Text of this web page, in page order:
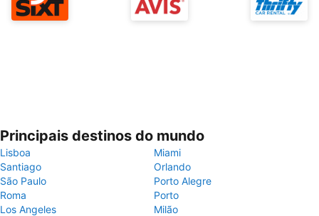
Principais destinos do mundo
Lisboa
Miami
Santiago
Orlando
São Paulo
Porto Alegre
Roma
Porto
Los Angeles
Milão